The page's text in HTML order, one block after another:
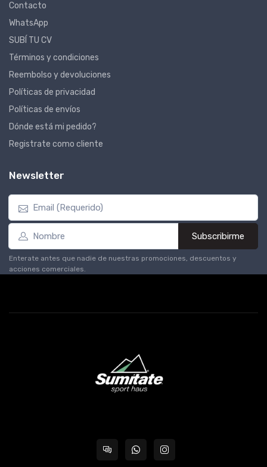
Contacto
WhatsApp
SUBÍ TU CV
Términos y condiciones
Reembolso y devoluciones
Políticas de privacidad
Políticas de envíos
Dónde está mi pedido?
Registrate como cliente
Newsletter
Subscribirme
Enterate antes que nadie de nuestras promociones, descuentos y
acciones comerciales.